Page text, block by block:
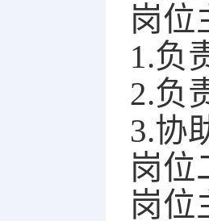
岗位
1.负
2.负
3.协
岗位
岗位